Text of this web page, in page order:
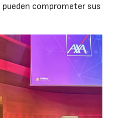
comprometer sus